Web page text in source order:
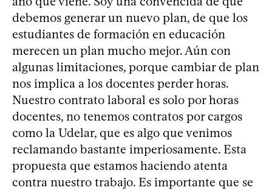
debemos generar un nuevo plan, de que los
estudiantes de formación en educación
merecen un plan mucho mejor. Aún con
algunas limitaciones, porque cambiar de plan
nos implica a los docentes perder horas.
Nuestro contrato laboral es solo por horas
docentes, no tenemos contratos por cargos
como la Udelar, que es algo que venimos
reclamando bastante imperiosamente. Esta
propuesta que estamos haciendo atenta
contra nuestro trabajo. Es importante que se